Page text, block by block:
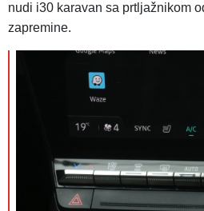
nudi i30 karavan sa prtljažnikom
zapremine.